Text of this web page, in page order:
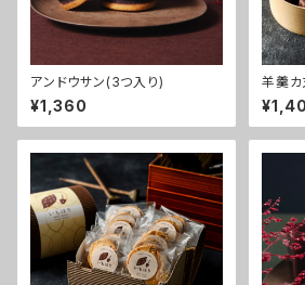
アンドウサン(3つ入り)
¥1,360
羊羹カ